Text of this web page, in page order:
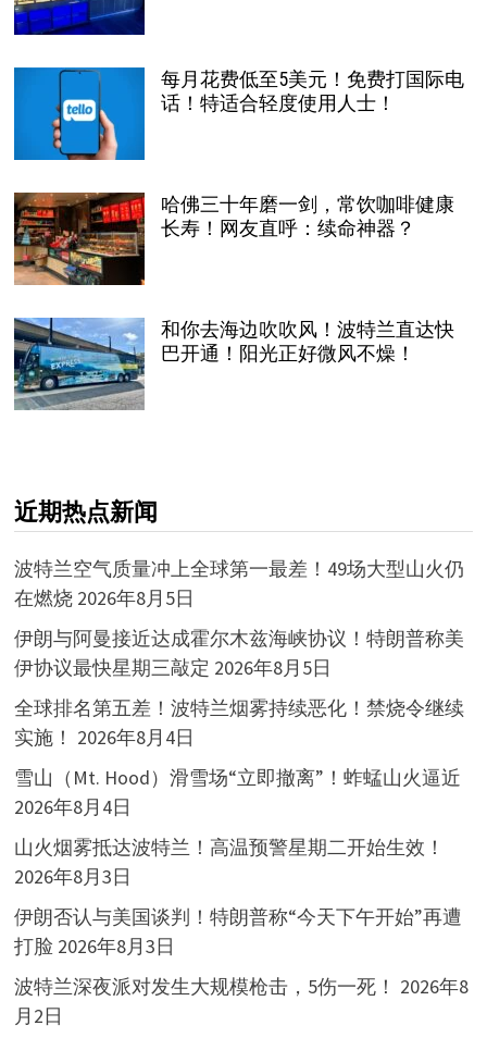
每月花费低至5美元！免费打国际电
话！特适合轻度使用人士！
哈佛三十年磨一剑，常饮咖啡健康
长寿！网友直呼：续命神器？
和你去海边吹吹风！波特兰直达快
巴开通！阳光正好微风不燥！
近期热点新闻
波特兰空气质量冲上全球第一最差！49场大型山火仍
在燃烧 2026年8月5日
伊朗与阿曼接近达成霍尔木兹海峡协议！特朗普称美
伊协议最快星期三敲定 2026年8月5日
全球排名第五差！波特兰烟雾持续恶化！禁烧令继续
实施！ 2026年8月4日
雪山（Mt. Hood）滑雪场“立即撤离”！蚱蜢山火逼近
2026年8月4日
山火烟雾抵达波特兰！高温预警星期二开始生效！
2026年8月3日
伊朗否认与美国谈判！特朗普称“今天下午开始”再遭
打脸 2026年8月3日
波特兰深夜派对发生大规模枪击，5伤一死！ 2026年8
月2日